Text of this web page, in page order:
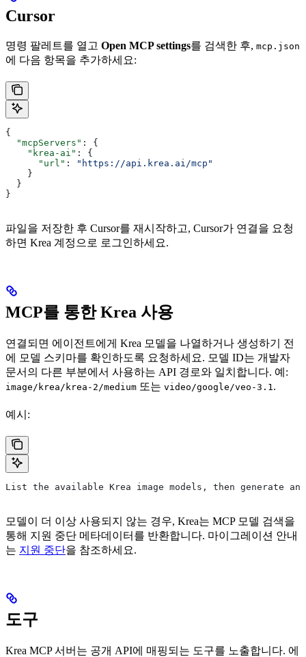
Cursor
명령 팔레트를 열고 Open MCP settings를 검색한 후, mcp.json
에 다음 항목을 추가하세요:
{
  "mcpServers"
: {
    "krea-ai"
: {
      "url"
:
"https://api.krea.ai/mcp"
    }
  }
}
파일을 저장한 후 Cursor를 재시작하고, Cursor가 연결을 요청
하면 Krea 계정으로 로그인하세요.
MCP를 통한 Krea 사용
연결되면 에이전트에게 Krea 모델을 나열하거나 생성하기 전
에 모델 스키마를 확인하도록 요청하세요. 모델 ID는 개발자
문서의 다른 부분에서 사용하는 API 경로와 일치합니다. 예:
image/krea/krea-2/medium 또는 video/google/veo-3.1 .
예시:
List the available Krea image models, then generate
모델이 더 이상 사용되지 않는 경우, Krea는 MCP 모델 검색을
통해 지원 중단 메타데이터를 반환합니다. 마이그레이션 안내
는 지원 중단을 참조하세요.
도구
Krea MCP 서버는 공개 API에 매핑되는 도구를 노출합니다. 에